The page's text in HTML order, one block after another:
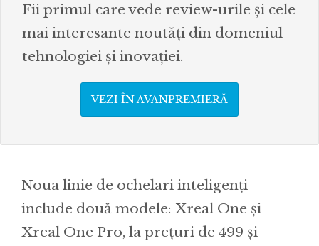
Fii primul care vede review-urile și cele
mai interesante noutăți din domeniul
tehnologiei și inovației.
VEZI ÎN AVANPREMIERĂ
Noua linie de ochelari inteligenți
include două modele: Xreal One și
Xreal One Pro, la prețuri de 499 și